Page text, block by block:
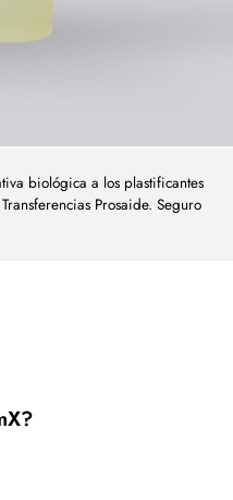
biológica a los plastificantes
Prosaide. Seguro